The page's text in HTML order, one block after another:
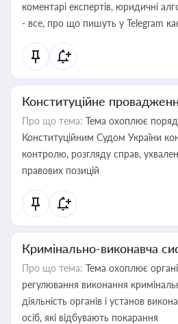
коментарі експертів, юридичні
- все, про що пишуть у Telegram
Конституційне
Про що тема: Тема охоплює
Конституційним Судом України
контролю, розгляду справ,
правових позицій
Кримінально-виконавча
Про що тема: Тема охоплює
регулювання виконання
діяльність органів і установ
осіб, які відбувають покарання